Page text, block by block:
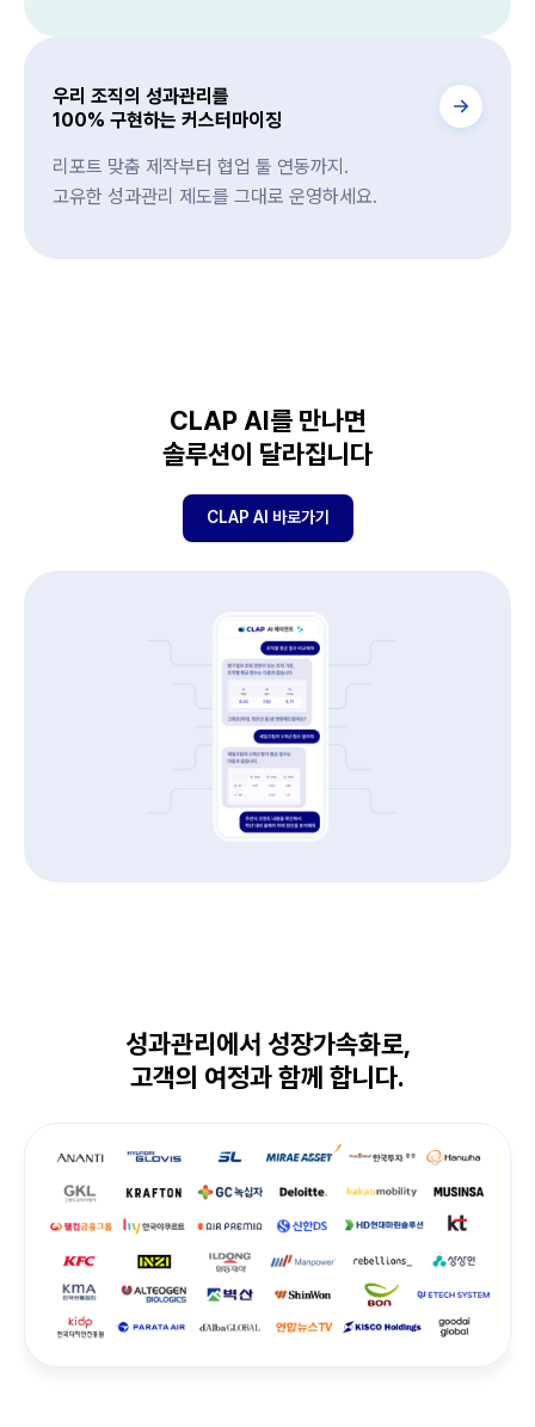
우리 조직의 성과관리를
100% 구현하는 커스터마이징
리포트 맞춤 제작부터 협업 툴 연동까지.
고유한 성과관리 제도를 그대로 운영하세요.
CLAP AI를 만나면
솔루션이 달라집니다
CLAP AI 바로가기
성과관리에서 성장가속화로,
고객의 여정과 함께 합니다.